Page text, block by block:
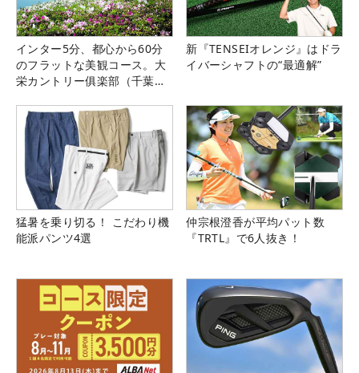
インター5分、都心から60分
のフラットな美観コース。大
栄カントリー俱楽部（千葉
新『TENSEIオレンジ』はドラ
イバーシャフトの“最適解”
猛暑を乗り切る！ こだわり機
能派パンツ4選
仲宗根澄香が平均パット数
『TRTL』で6人抜き！